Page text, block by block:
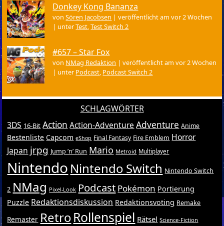
Donkey Kong Bananza
vonSören Jacobsen |veröffentlicht am vor 2 Wochen
| unterTest ,Test Switch 2
#657 – Star Fox
von NMag Redaktion |veröffentlicht am vor 2 Wochen
| unter Podcast Podcast Switch 2
SCHLAGWÖRTER
3DS 16-Bit Action Action-Adventure Adventure Anime
Bestenliste Capcom eShop Final Fantasy Fire Emblem Horror
Japan jrpg Jump ’n’ Run Mario Metroid Multiplayer
Nintendo Nintendo Switch Nintendo Switch
2 NMag Pixel-Look Podcast Pokémon Portierung
Puzzle Redaktionsdiskussion Redaktionsvoting Remake
Remaster RetroRollenspiel Rätsel Science-Fiction